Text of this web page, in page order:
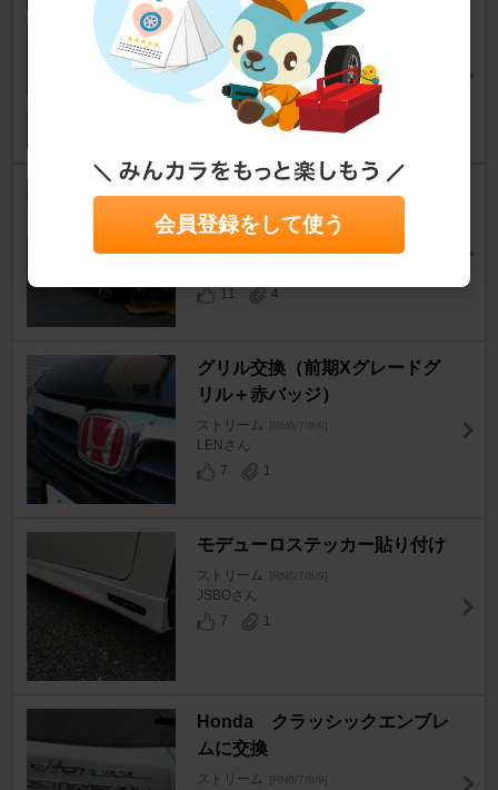
カーテシランプ取り付け（後部
ドア）
ストリーム [RN6/7/8/9]
こたワンさん
1
￣)
11
4
グリル交換（前期Xグレードグ
リル＋赤バッジ）
ストリーム [RN6/7/8/9]
LENさん
7
1
モデューロステッカー貼り付け
ストリーム [RN6/7/8/9]
JSBOさん
7
1
Honda クラッシックエンブレ
ムに交換
ストリーム [RN6/7/8/9]
会員登録をして使う